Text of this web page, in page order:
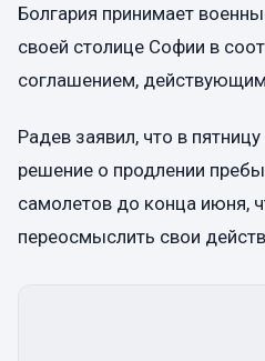
Болгария принимает
своей столице Софии в
соглашением,
Радев заявил, что в
решение о продлении
самолетов до конца июня,
переосмыслить свои